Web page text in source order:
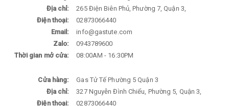
Địa chỉ:
265 Điện Biên Phủ, Phường 7, Quận 3,
Điện thoại:
02873066440
Email:
info@gastute.com
Zalo:
0943789600
Thời gian mở cửa:
08:00AM - 16:30PM
Cửa hàng:
Gas Tử Tế Phường 5 Quận 3
Địa chỉ:
327 Nguyễn Đình Chiểu, Phường 5, Quận 3,
Điện thoại:
02873066440